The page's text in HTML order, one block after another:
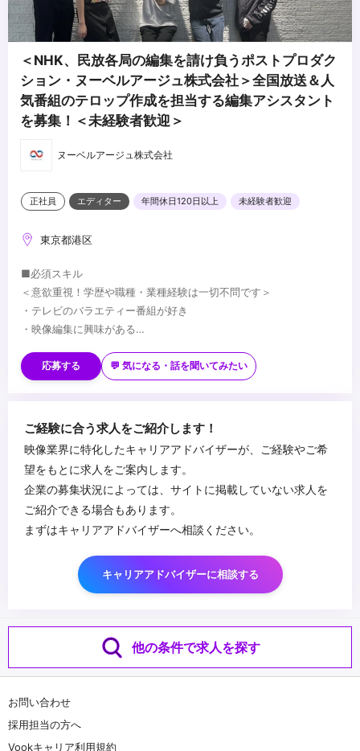
＜NHK、民放各局の編集を請け負うポストプロダク
ション・ヌーベルアージュ株式会社＞全国放送＆人
気番組のテロップ作成を担当する編集アシスタント
を募集！＜未経験者歓迎＞
ヌーベルアージュ株式会社
正社員 エディター 年間休日120日以上 未経験者歓迎
東京都港区
■必須スキル
＜意欲重視！学歴や職種・業種経験は一切不問です＞
・テレビのバラエティー番組が好き
・映像編集に興味がある
・生活にテレビは欠かせない
・Avid、Premiere Pro、Photoshopなど編集用ソフトウェアの使用
経験
応募する 💬 気になる・話を聞いてみたい
ご経験に合う求人をご紹介します！
映像業界に特化したキャリアアドバイザーが、ご経験やご希
望をもとに求人をご案内します。
企業の募集状況によっては、サイトに掲載していない求人を
ご紹介できる場合もあります。
まずはキャリアアドバイザーへ相談ください。
キャリアアドバイザーに相談する
他の条件で求人を探す
お問い合わせ
採用担当の方へ
Vookキャリア利用規約